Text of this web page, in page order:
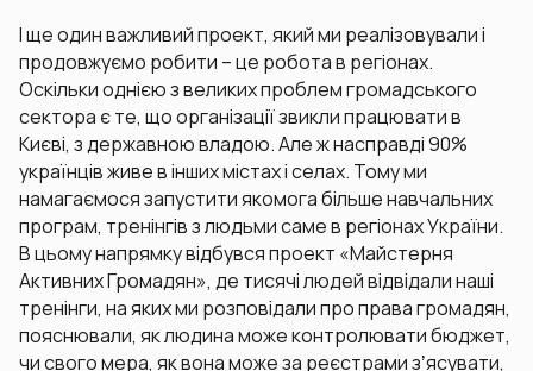
І ще один важливий проект, який ми реалізовували і
продовжуємо робити – це робота в регіонах.
Оскільки однією з великих проблем громадського
сектора є те, що організації звикли працювати в
Києві, з державною владою. Але ж насправді 90%
українців живе в інших містах і селах. Тому ми
намагаємося запустити якомога більше навчальних
програм, тренінгів з людьми саме в регіонах України.
В цьому напрямку відбувся проект «Майстерня
Активних Громадян», де тисячі людей відвідали наші
тренінги, на яких ми розповідали про права громадян,
пояснювали, як людина може контролювати бюджет,
чи свого мера, як вона може за реєстрами зʼясувати,